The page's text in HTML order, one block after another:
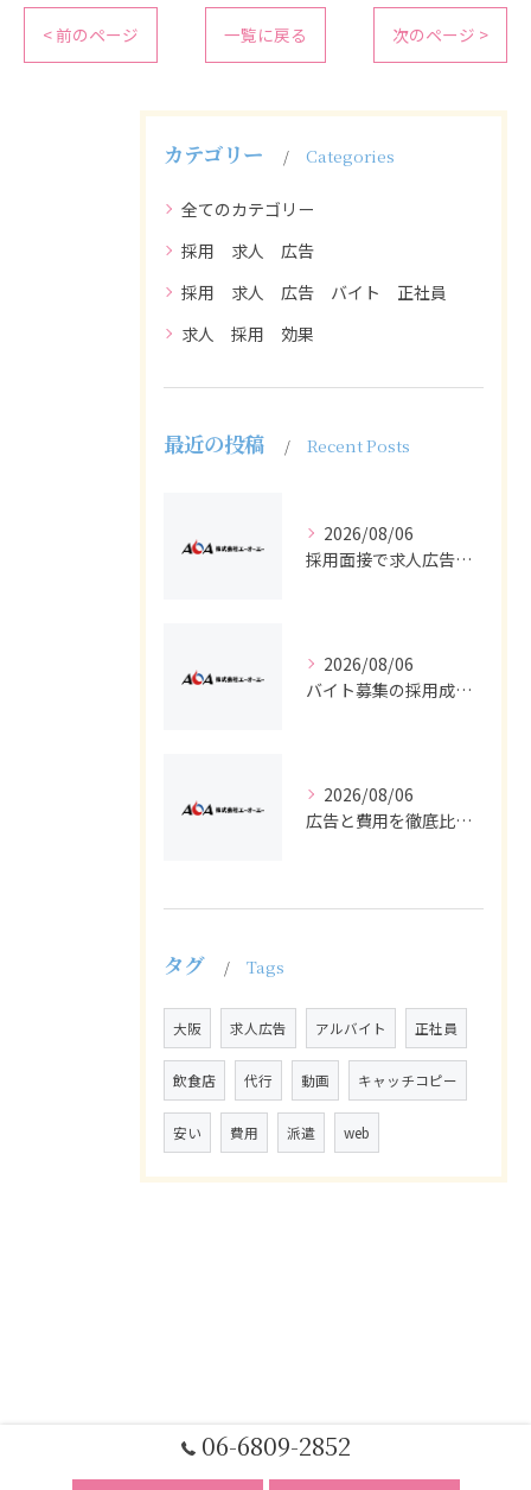
< 前のページ 一覧に戻る 次のページ >
カテゴリー Categories
全てのカテゴリー
採用 求人 広告
採用 求人 広告 バイト 正社員
求人 採用 効果
最近の投稿 Recent Posts
2026/08/06
採用面接で求人広告からバイト・正社員適材を見抜く質問設計と受け答え対策
2026/08/06
バイト募集の採用成功へ求人広告で知っておきたい正社員との違いと選び方
2026/08/06
広告と費用を徹底比較し求人や採用でバイトと正社員の効果的集客を実現する方法
タグ Tags
大阪 求人広告 アルバイト 正社員
飲食店 代行 動画 キャッチコピー
安い 費用 派遣 web
06-6809-2852